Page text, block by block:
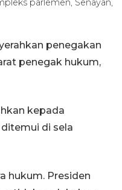
parlemen, Senayan,
penegakan
penegak hukum,
kepada
di sela
hukum. Presiden